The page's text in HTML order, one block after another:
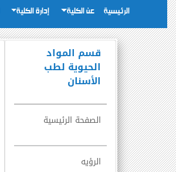
الرئيسية عن الكلية إدارة الكلية
قسم المواد
الحيوية لطب
الأسنان
الصفحة الرئيسية
الرؤيه